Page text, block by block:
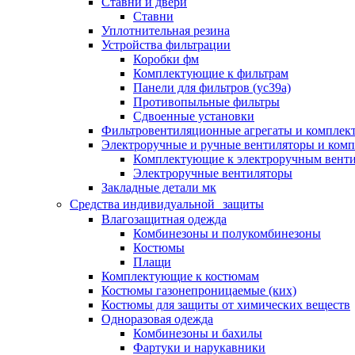
Ставни
Уплотнительная резина
Устройства фильтрации
Коробки фм
Комплектующие к фильтрам
Панели для фильтров (ус39а)
Противопыльные фильтры
Сдвоенные установки
Фильтровентиляционные агрегаты и
Электроручные и ручные вентиляторы и
Комплектующие к электроручным
Электроручные вентиляторы
Закладные детали мк
Средства индивидуальной защиты
Влагозащитная одежда
Комбинезоны и полукомбинезоны
Костюмы
Плащи
Комплектующие к костюмам
Костюмы газонепроницаемые (ких)
Костюмы для защиты от химических веществ
Одноразовая одежда
Комбинезоны и бахилы
Фартуки и нарукавники